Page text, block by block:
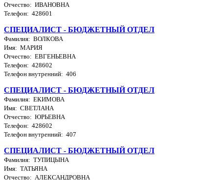
Отчество: ИВАНОВНА
Телефон: 428601
СПЕЦИАЛИСТ - БЮДЖЕТНЫЙ ОТДЕЛ
Фамилия: ВОЛКОВА
Имя: МАРИЯ
Отчество: ЕВГЕНЬЕВНА
Телефон: 428602
Телефон внутренний: 406
СПЕЦИАЛИСТ - БЮДЖЕТНЫЙ ОТДЕЛ
Фамилия: ЕКИМОВА
Имя: СВЕТЛАНА
Отчество: ЮРЬЕВНА
Телефон: 428602
Телефон внутренний: 407
СПЕЦИАЛИСТ - БЮДЖЕТНЫЙ ОТДЕЛ
Фамилия: ТУПИЦЫНА
Имя: ТАТЬЯНА
Отчество: АЛЕКСАНДРОВНА